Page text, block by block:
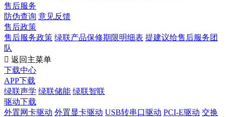
售后服务
防伪查询 意见反馈
售后政策
售后服务政策 绿联产品保修期限明细表 提建议给售后服务团
队
 返回主菜单
下载中心
APP下载
绿联声学 绿联储能 绿联智联
驱动下载
外置网卡驱动 外置显卡驱动 USB转串口驱动 PCI-E驱动 交换